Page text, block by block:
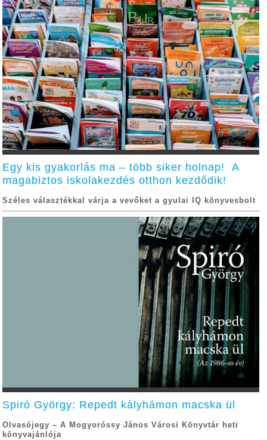
Egy kis gyakorlás ma – több siker holnap! A
magabiztos iskolakezdés otthon kezdődik!
Széles választékkal várja a vevőket a gyulai IQ könyvesbolt
Spiró György: Repedt kályhámon macska ül
Olvasójegy – A Mogyoróssy János Városi Könyvtár heti
könyvajánlója